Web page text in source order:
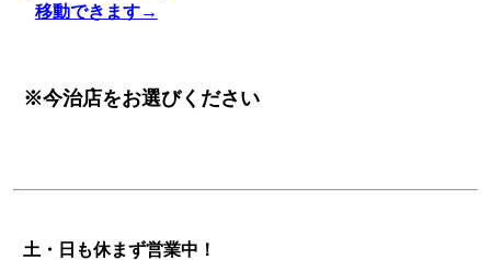
移動できます→
※今治店をお選びください
土・日も休まず営業中！